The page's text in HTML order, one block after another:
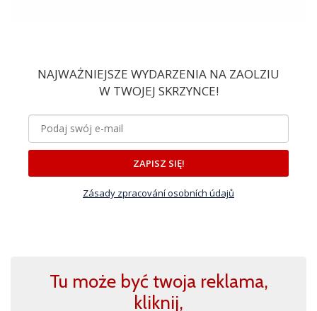
NAJWAŻNIEJSZE WYDARZENIA NA ZAOLZIU
W TWOJEJ SKRZYNCE!
ZAPISZ SIĘ!
Zásady zpracování osobních údajů
Tu może być twoja reklama,
kliknij,